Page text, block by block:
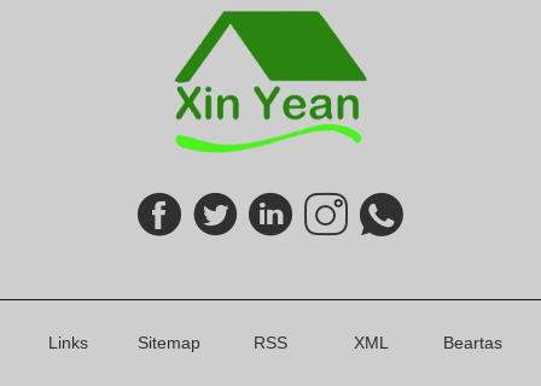
Links Sitemap RSS XML Beartas